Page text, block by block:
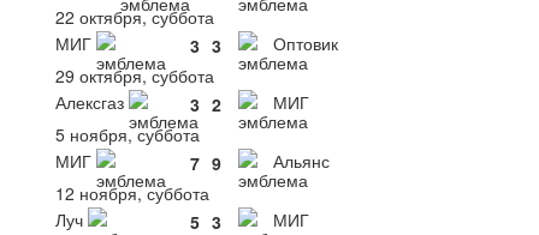
22 октября, суббота
МИГ
3 3
Оптовик
29 октября, суббота
Алексгаз
3 2
МИГ
5 ноября, суббота
МИГ
7 9
Альянс
12 ноября, суббота
Луч
5 3
МИГ